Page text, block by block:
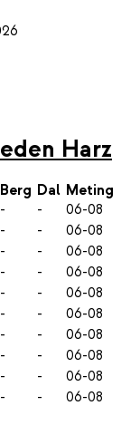
Harz
Berg Dal Meting
- -
06-08
- -
06-08
- -
06-08
- -
06-08
- -
06-08
- -
06-08
- -
06-08
- -
06-08
- -
06-08
- - 06-08